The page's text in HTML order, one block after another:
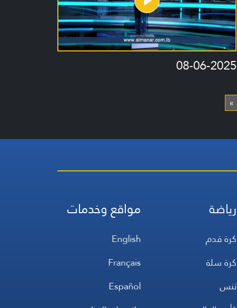
08-06-2025
»
رياضة
كرة قدم
كرة سلة
تنس
مواقع وخدمات
English
Français
Español